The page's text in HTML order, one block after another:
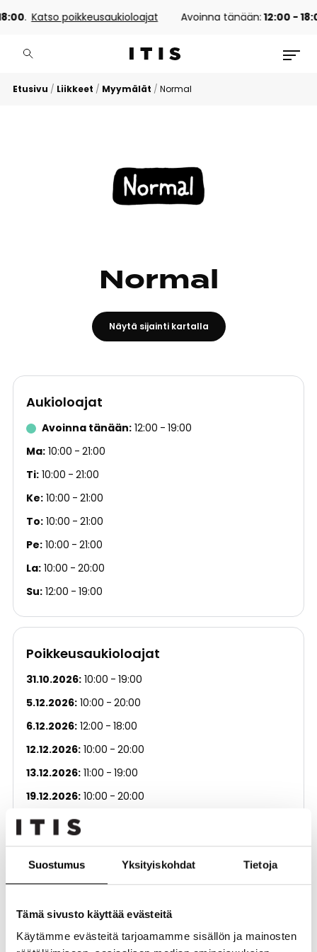
Suostumus Yksityiskohdat Tietoja
Tämä sivusto käyttää evästeitä
Käytämme evästeitä tarjoamamme sisällön ja mainosten
. Katso poikkeusaukioloajat Avoinna tänään:12:00 -
Etusivu / Liikkeet / Myymälät / Normal
Normal
Näytä sijainti kartalla
Aukioloajat
Avoinna tänään 12:00
19:00
Ma 10:00
21:00
Ti 10:00
21:00
Ke 10:00
21:00
To 10:00
21:00
Pe 10:00
21:00
La 10:00
20:00
Su 12:00 19:00
Poikkeusaukioloajat
31.10.2026 10:00
19:00
5.12.2026 10:00
20:00
6.12.2026 12:00
18:00
12.12.2026 10:00
20:00
13.12.2026 11:00
19:00
19.12.2026 10:00
20:00
20.12.2026
24.12.2026 10:00
14:00
25.12.2026
Suljettu
Tavaratalot ja päivittäistavarat